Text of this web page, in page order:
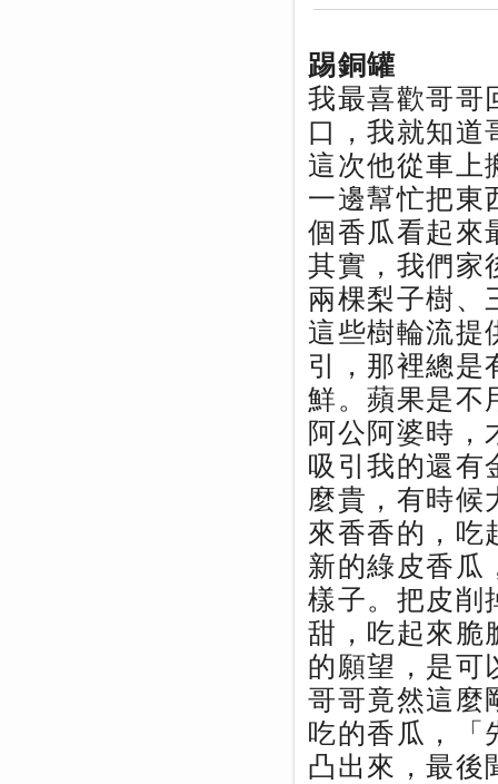
踢銅罐
我最喜歡哥哥
口，我就知道
這次他從車上
一邊幫忙把東
個香瓜看起來
其實，我們家
兩棵梨子樹、
這些樹輪流提
引，那裡總是
鮮。蘋果是不
阿公阿婆時，
吸引我的還有
麼貴，有時候
來香香的，吃
新的綠皮香瓜
樣子。把皮削
甜，吃起來脆
的願望，是可
哥哥竟然這麼
吃的香瓜，「
凸出來，最後